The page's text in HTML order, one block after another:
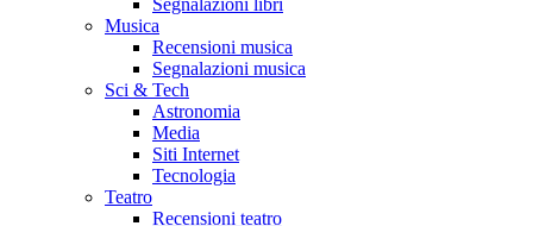
Segnalazioni libri
Musica
Recensioni musica
Segnalazioni musica
Sci & Tech
Astronomia
Media
Siti Internet
Tecnologia
Teatro
Recensioni teatro